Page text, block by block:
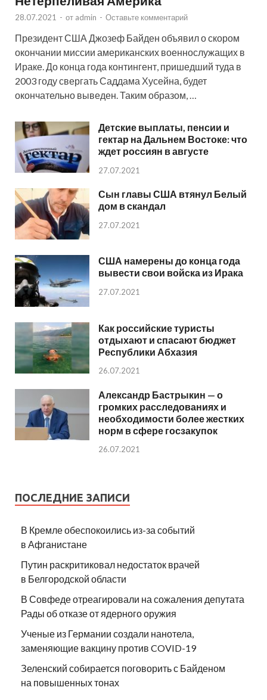
28.07.2021 - от admin - Оставьте комментарий
Президент США Джозеф Байден объявил о скором
окончании миссии американских военнослужащих в
Ираке. До конца года контингент, пришедший туда в
2003 году свергать Саддама Хусейна, будет
окончательно выведен. Таким образом, …
Детские выплаты, пенсии и
гектар на Дальнем Востоке: что
ждет россиян в августе
27.07.2021
Сын главы США втянул Белый
дом в скандал
27.07.2021
США намерены до конца года
вывести свои войска из Ирака
27.07.2021
Как российские туристы
отдыхают и спасают бюджет
Республики Абхазия
26.07.2021
Александр Бастрыкин — о
громких расследованиях и
необходимости более жестких
норм в сфере госзакупок
26.07.2021
ПОСЛЕДНИЕ ЗАПИСИ
В Кремле обеспокоились из-за событий
в Афганистане
Путин раскритиковал недостаток врачей
в Белгородской области
В Совфеде отреагировали на сожаления депутата
Рады об отказе от ядерного оружия
Ученые из Германии создали нанотела,
заменяющие вакцину против COVID-19
Зеленский собирается поговорить с Байденом
на повышенных тонах